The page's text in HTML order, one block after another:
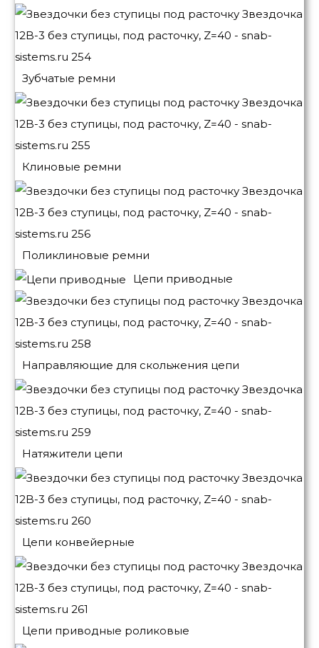
Зубчатые ремни
Клиновые ремни
Поликлиновые ремни
Цепи приводные
Направляющие для скольжения цепи
Натяжители цепи
Цепи конвейерные
Цепи приводные роликовые